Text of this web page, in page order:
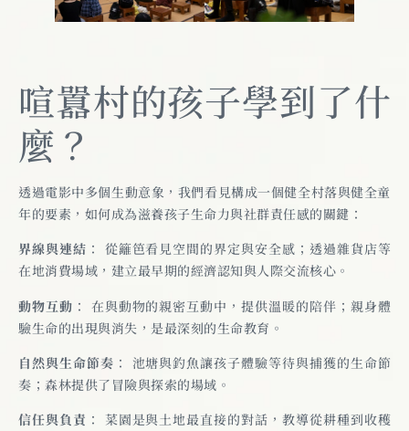
喧囂村的孩子學到了什
麼？
透過電影中多個生動意象，我們看見構成一個健全村落與健全童
年的要素，如何成為滋養孩子生命力與社群責任感的關鍵：
界線與連結 ： 從籬笆看見空間的界定與安全感；透過雜貨店等
在地消費場域，建立最早期的經濟認知與人際交流核心。
動物互動 ： 在與動物的親密互動中，提供溫暖的陪伴；親身體
驗生命的出現與消失，是最深刻的生命教育。
自然與生命節奏 ： 池塘與釣魚讓孩子體驗等待與捕獲的生命節
奏；森林提供了冒險與探索的場域。
信任與負責 ： 菜園是與土地最直接的對話，教導從耕種到收穫